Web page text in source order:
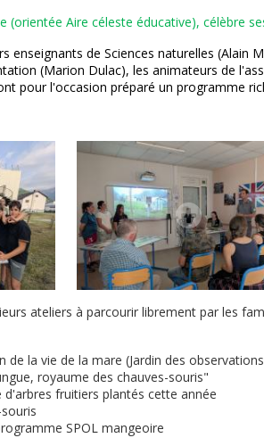
(orientée Aire céleste éducative), célèbre
enseignants de Sciences naturelles (Alain
(Marion Dulac), les animateurs de
pour l'occasion préparé un programme
ateliers à parcourir librement par les
de la vie de la mare (Jardin des
royaume des chauves-souris"
d'arbres fruitiers plantés cette année
SPOL mangeoire